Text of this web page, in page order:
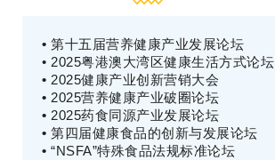
• 第十五届营养健康产业发展论坛
• 2025粤港澳大湾区健康生活方式论坛
• 2025健康产业创新营销大会
• 2025营养健康产业破圈论坛
• 2025药食同源产业发展论坛
• 第四届健康食品的创新与发展论坛
• “NSFA”特殊食品法规标准论坛